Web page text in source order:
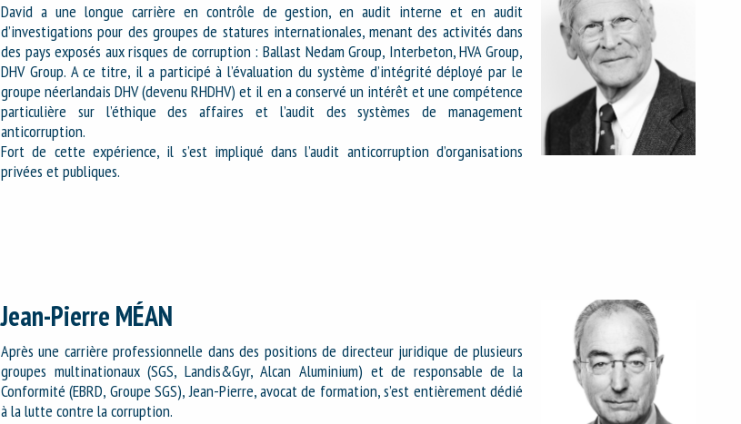
David a une longue carrière en contrôle de gestion, en audit interne et en audit
d’investigations pour des groupes de statures internationales, menant des activités dans
des pays exposés aux risques de corruption : Ballast Nedam Group, Interbeton, HVA Group,
DHV Group. A ce titre, il a participé à l’évaluation du système d’intégrité déployé par le
groupe néerlandais DHV (devenu RHDHV) et il en a conservé un intérêt et une compétence
particulière sur l’éthique des affaires et l’audit des systèmes de management
anticorruption.
Fort de cette expérience, il s’est impliqué dans l’audit anticorruption d’organisations
privées et publiques.
Jean-Pierre MÉAN
Après une carrière professionnelle dans des positions de directeur juridique de plusieurs
groupes multinationaux (SGS, Landis&Gyr, Alcan Aluminium) et de responsable de la
Conformité (EBRD, Groupe SGS), Jean-Pierre, avocat de formation, s’est entièrement dédié
à la lutte contre la corruption.